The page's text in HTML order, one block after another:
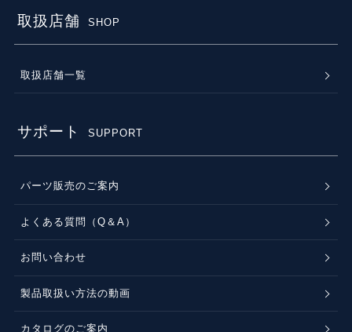
取扱店舗 SHOP
取扱店舗一覧
サポート SUPPORT
パーツ販売のご案内
よくある質問（Q＆A）
お問い合わせ
製品取扱い方法の動画
カタログのご案内